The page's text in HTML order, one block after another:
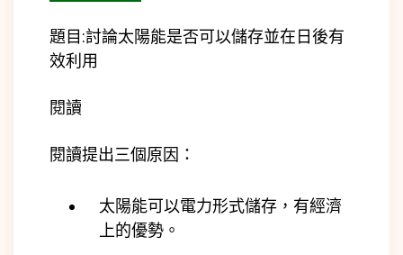
題目:討論太陽能是否可以儲存並在日後有
效利用
閱讀
閱讀提出三個原因：
太陽能可以電力形式儲存，有經濟
上的優勢。